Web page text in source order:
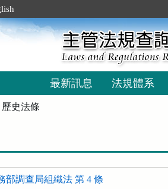
最新訊息 法規體系
歷史法條
部調查局組織法 第 4 條